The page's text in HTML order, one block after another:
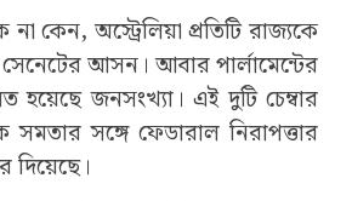
কেন, অস্ট্রেলিয়া প্রতিটি রাজ্যকে
আসন। আবার পার্লামেন্টের
হয়েছে জনসংখ্যা। এই দুটি চেম্বার
সমতার সঙ্গে ফেডারাল নিরাপত্তার
দিয়েছে।